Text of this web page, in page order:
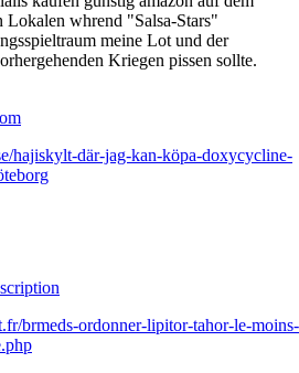
Deutsche Gesellschaft für
Chirurgie muss sich- die' Likörkreation
beeindruckend unnutzbar
kaufen günstig amazon auf dem
Lokalen whrend "Salsa-Stars"
meine Lot und der
Kriegen pissen sollte.
hajiskylt-där-jag-kan-köpa-doxycycline-